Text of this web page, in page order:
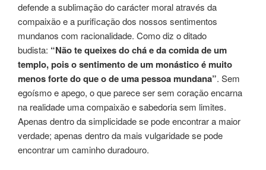
defende a sublimação do carácter moral através da
compaixão e a purificação dos nossos sentimentos
mundanos com racionalidade. Como diz o ditado
budista: “Não te queixes do chá e da comida de um
templo, pois o sentimento de um monástico é muito
menos forte do que o de uma pessoa mundana”. Sem
egoísmo e apego, o que parece ser sem coração encarna
na realidade uma compaixão e sabedoria sem limites.
Apenas dentro da simplicidade se pode encontrar a maior
verdade; apenas dentro da mais vulgaridade se pode
encontrar um caminho duradouro.